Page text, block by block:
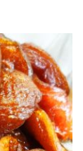
Προσθήκη
στη Λίστα
Επιθυμιών